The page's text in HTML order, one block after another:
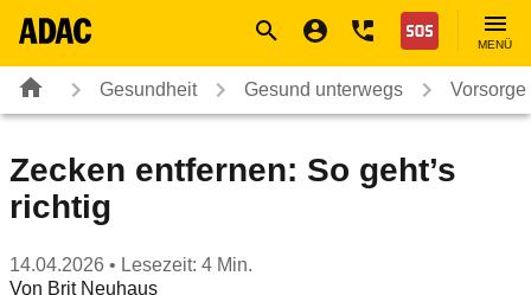
Nothilfe
MENÜ
Gesundheit Gesund unterwegs Vorsorge
Zecken entfernen: So geht’s
richtig
14.04.2026 • Lesezeit: 4 Min.
Von Brit Neuhaus